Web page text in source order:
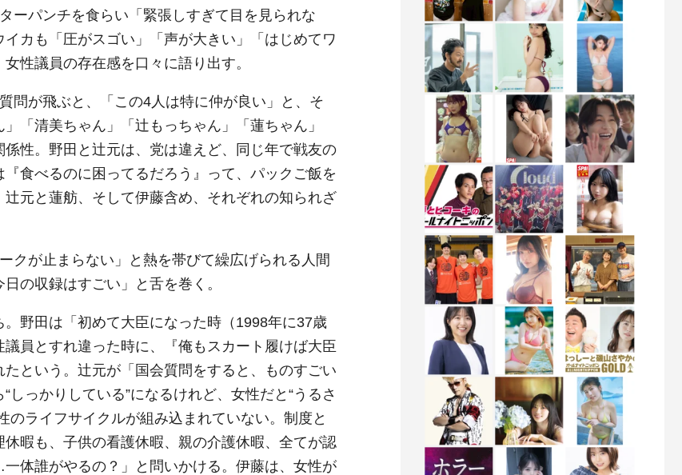
ーパンチを食らい「緊張しすぎて目を見られな
カも「圧がスゴい」「声が大きい」「はじめてワ
性議員の存在感を口々に語り出す。
問が飛ぶと、「この4人は特に仲が良い」と、そ
「清美ちゃん」「辻もっちゃん」「蓮ちゃん」
性。野田と辻元は、党は違えど、同じ年で戦友の
食べるのに困ってるだろう』って、パックご飯を
元と蓮舫、そして伊藤含め、それぞれの知られざ
クが止まらない」と熱を帯びて繰広げられる人間
の収録はすごい」と舌を巻く。
野田は「初めて大臣になった時（1998年に37歳
員とすれ違った時に、『俺もスカート履けば大臣
という。辻元が「国会質問をすると、ものすごい
っかりしている”になるけれど、女性だと“うるさ
のライフサイクルが組み込まれていない。制度と
暇も、子供の看護休暇、親の介護休暇、全てが認
体誰がやるの？」と問いかける。伊藤は、女性が